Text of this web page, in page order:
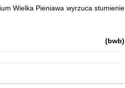
Wielka Pieniawa wyrzuca stumienie
(bwb)